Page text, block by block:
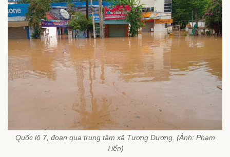
Quốc lộ 7, đoạn qua trung tâm xã Tương Dương. (Ảnh: Phạm
Tiến)